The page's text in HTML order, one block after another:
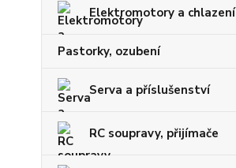
Elektromotory a chlazení
Pastorky, ozubení
Serva a příslušenství
RC soupravy, přijímače